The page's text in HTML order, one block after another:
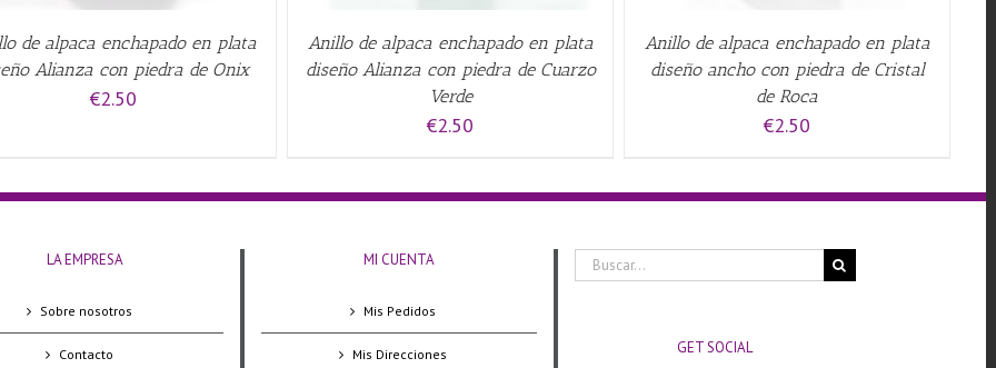
de alpaca enchapado en plata
Alianza con piedra de Onix
€2.50
Anillo de alpaca enchapado en plata
diseño Alianza con piedra de Cuarzo
Verde
€2.50
Anillo de alpaca enchapado en plata
diseño ancho con piedra de Cristal
de Roca
€2.50
LA EMPRESA
Sobre nosotros
Contacto
MI CUENTA
Mis Pedidos
Mis Direcciones
Buscar:
GET SOCIAL